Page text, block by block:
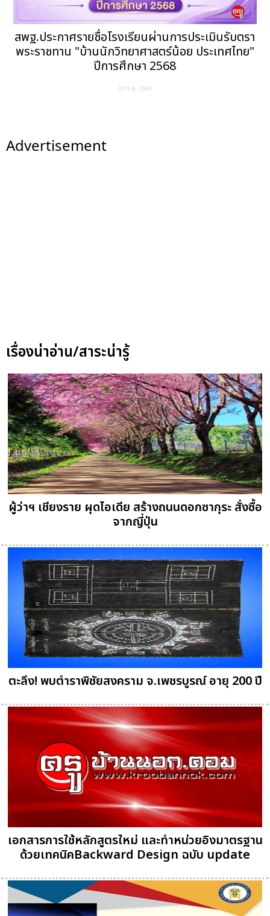
สพฐ.ประกาศรายชื่อโรงเรียนผ่านการประเมินรับตรา
พระราชทาน "บ้านนักวิทยาศาสตร์น้อย ประเทศไทย"
ปีการศึกษา 2568
22 ก.ค. 2569
Advertisement
เรื่องน่าอ่าน/สาระน่ารู้
ผู้ว่าฯ เชียงราย ผุดไอเดีย สร้างถนนดอกซากุระ สั่งซื้อ
จากญี่ปุ่น
ตะลึง! พบตำราพิชัยสงคราม จ.เพชรบูรณ์ อายุ 200 ปี
เอกสารการใช้หลักสูตรใหม่ และทำหน่วยอิงมาตรฐาน